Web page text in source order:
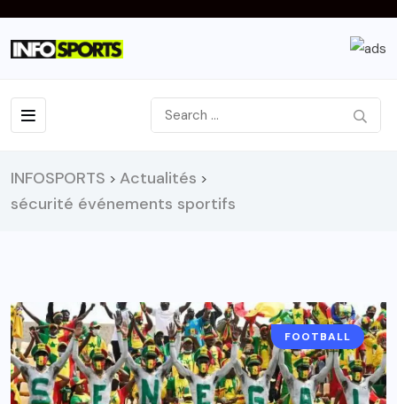
INFOSPORTS > Actualités >
sécurité événements sportifs
FOOTBALL